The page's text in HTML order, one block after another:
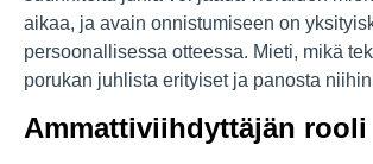
aikaa, ja avain onnistumiseen on
persoonallisessa otteessa. Mieti, mikä
porukan juhlista erityiset ja panosta
Ammattiviihdyttäjän rooli